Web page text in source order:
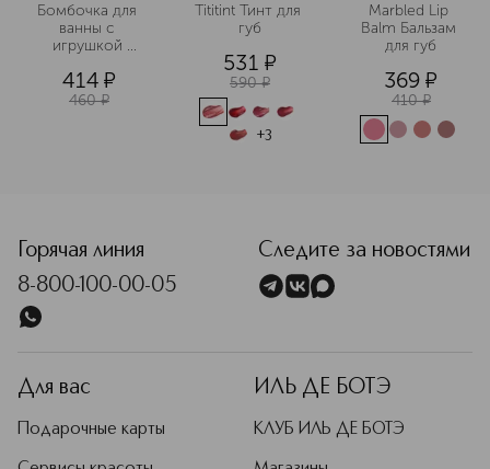
Бомбочка для
ванны с
игрушкой
414 ¤
460 ¤
Tititint Тинт для
губ
531 ¤
590 ¤
+3
Marbled Lip
Balm Бальзам
для губ
369 ¤
410 ¤
Горячая линия
8-800-100-00-05
Следите за новостями
Для вас
Подарочные карты
ИЛЬ ДЕ БОТЭ
КЛУБ ИЛЬ ДЕ БОТЭ